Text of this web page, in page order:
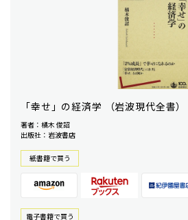
「幸せ」の経済学 （岩波現代全書）
著者：橘木 俊詔
出版社：岩波書店
紙書籍で買う
電⼦書籍で買う